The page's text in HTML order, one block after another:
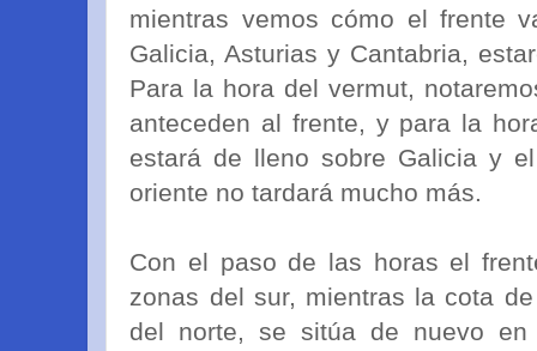
mientras vemos cómo el frente
Galicia, Asturias y Cantabria,
Para la hora del vermut,
anteceden al frente, y para la
estará de lleno sobre Galicia y
oriente no tardará mucho más.
Con el paso de las horas el
zonas del sur, mientras la cota
del norte, se sitúa de nuevo